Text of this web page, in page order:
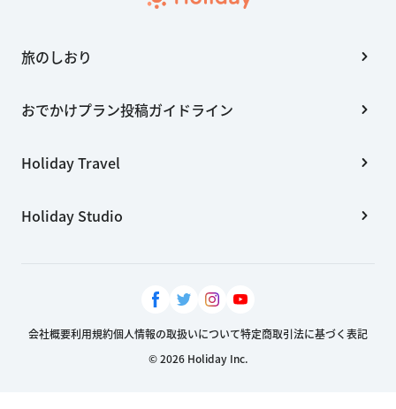
旅のしおり
おでかけプラン投稿ガイドライン
Holiday Travel
Holiday Studio
会社概要利用規約個人情報の取扱いについて特定商取引法に基づく表記
© 2026 Holiday Inc.